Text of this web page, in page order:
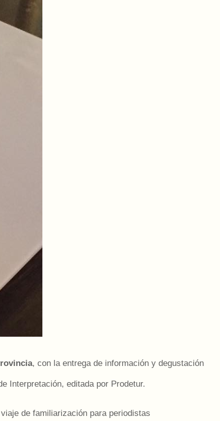
, con la entrega de información y degustación
Interpretación, editada por Prodetur.
de familiarización para periodistas